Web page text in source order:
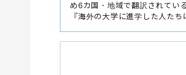
め6カ国・地域で翻訳されてい
『海外の大学に進学した人た